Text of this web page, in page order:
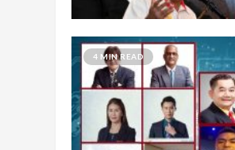
4 MIN READ